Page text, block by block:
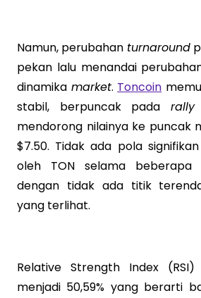
Namun, perubahan turnaround
pekan lalu menandai
dinamika market. Toncoin
stabil, berpuncak pada rally
mendorong nilainya ke puncak
$7.50. Tidak ada pola
oleh TON selama beberapa
dengan tidak ada titik
yang terlihat.
Relative Strength Index
menjadi 50,59% yang berarti